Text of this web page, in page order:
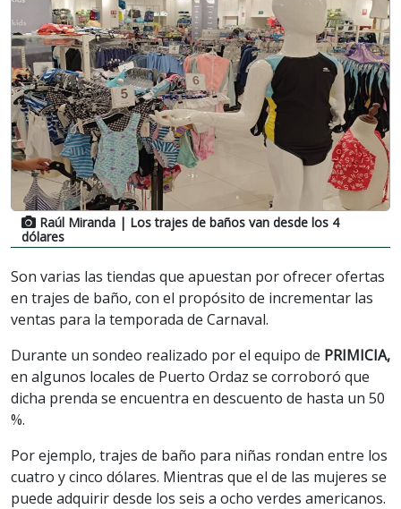
Raúl Miranda | Los trajes de baños van desde los 4
dólares
Son varias las tiendas que apuestan por ofrecer ofertas
en trajes de baño, con el propósito de incrementar las
ventas para la temporada de Carnaval.
Durante un sondeo realizado por el equipo de PRIMICIA,
en algunos locales de Puerto Ordaz se corroboró que
dicha prenda se encuentra en descuento de hasta un 50
%.
Por ejemplo, trajes de baño para niñas rondan entre los
cuatro y cinco dólares. Mientras que el de las mujeres se
puede adquirir desde los seis a ocho verdes americanos.